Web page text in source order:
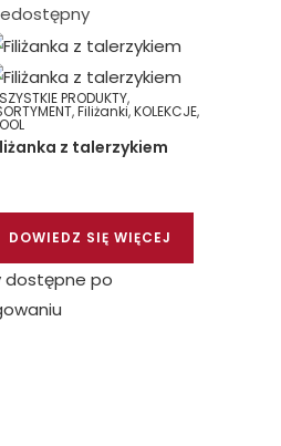
PRODUKTY,
,Filiżanki,KOLEKCJE,
z talerzykiem
DOWIEDZ SIĘ WIĘCEJ
dostępne po